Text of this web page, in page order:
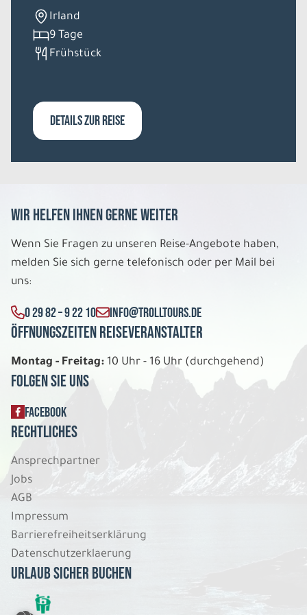
5 Tage
Di. 03.11. - Sa. 07.11.2026
Belegung: 1
REISE VERBINDLICH ANFRAGEN
5 Tage
Mi. 04.11. - So. 08.11.2026
Belegung: 2
P.P. AB
REISE VERBINDLICH ANFRAGEN
5 Tage
Mi. 04.11. - So. 08.11.2026
Belegung: 1
REISE VERBINDLICH ANFRAGEN
Irland
9 Tage
Frühstück
DETAILS ZUR REISE
Wir helfen Ihnen gerne weiter
Wenn Sie Fragen zu unseren Reise-Angebote haben,
melden Sie sich gerne telefonisch oder per Mail bei
uns:
0 29 82 – 9 22 10 INFO@TROLLTOURS.DE
Öffnungszeiten Reiseveranstalter
Montag - Freitag: 10 Uhr - 16 Uhr (durchgehend)
Folgen Sie uns
FACEBOOK
Rechtliches
Ansprechpartner
Jobs
AGB
Impressum
Barrierefreiheitserklärung
Datenschutzerklaerung
Urlaub sicher buchen